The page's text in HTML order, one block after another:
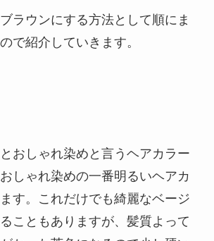
ラウンにする方法として順にま
で紹介していきます。
おしゃれ染めと言うヘアカラー
しゃれ染めの一番明るいヘアカ
す。これだけでも綺麗なベージ
こともありますが、髪質よって